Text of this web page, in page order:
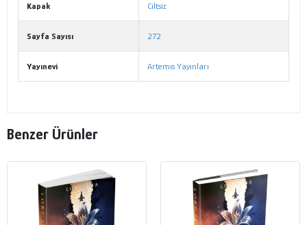
Kapak Ciltsiz
Sayfa Sayısı 272
Yayınevi Artemis Yayınları
Benzer Ürünler